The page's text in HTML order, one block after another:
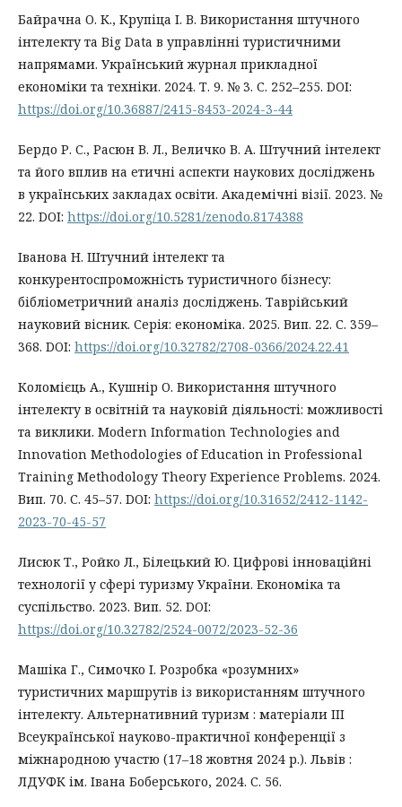
Байрачна О. К., Крупіца І. В. Використання штучного
інтелекту та Big Data в управлінні туристичними
напрямами. Український журнал прикладної
економіки та техніки. 2024. Т. 9. № 3. С. 252–255. DOI:
https://doi.org/10.36887/2415-8453-2024-3-44
Бердо Р. С., Расюн В. Л., Величко В. А. Штучний інтелект
та його вплив на етичні аспекти наукових досліджень
в українських закладах освіти. Академічні візії. 2023. №
22. DOI: https://doi.org/10.5281/zenodo.8174388
Іванова Н. Штучний інтелект та
конкурентоспроможність туристичного бізнесу:
бібліометричний аналіз досліджень. Таврійський
науковий вісник. Серія: економіка. 2025. Вип. 22. С. 359–
368. DOI: https://doi.org/10.32782/2708-0366/2024.22.41
Коломієць А., Кушнір О. Використання штучного
інтелекту в освітній та науковій діяльності: можливості
та виклики. Modern Information Technologies and
Innovation Methodologies of Education in Professional
Training Methodology Theory Experience Problems. 2024.
Вип. 70. С. 45–57. DOI: https://doi.org/10.31652/2412-1142-
2023-70-45-57
Лисюк Т., Ройко Л., Білецький Ю. Цифрові інноваційні
технології у сфері туризму України. Економіка та
суспільство. 2023. Вип. 52. DOI:
https://doi.org/10.32782/2524-0072/2023-52-36
Машіка Г., Симочко І. Розробка «розумних»
туристичних маршрутів із використанням штучного
інтелекту. Альтернативний туризм : матеріали III
Всеукраїнської науково-практичної конференції з
міжнародною участю (17–18 жовтня 2024 р.). Львів :
ЛДУФК ім. Івана Боберського, 2024. С. 56.